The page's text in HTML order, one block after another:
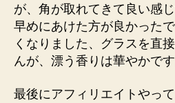
が、角が取れてきて良い感
早めにあけた方が良かった
くなりました、グラスを直
んが、漂う香りは華やかです
最後にアフィリエイトやっ